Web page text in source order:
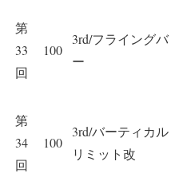
第
33
回
100
3rd/フライングバ
ー
第
34
回
100
3rd/バーティカル
リミット改